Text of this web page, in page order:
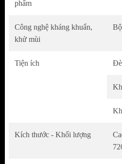
phẩm
Công nghệ kháng khuẩn,
khử mùi
Tiện ích
Kích thước - Khối lượng